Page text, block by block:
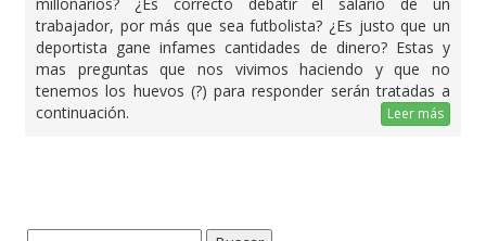
trabajador, por más que sea futbolista? ¿Es justo que un
deportista gane infames cantidades de dinero? Estas y
mas preguntas que nos vivimos haciendo y que no
tenemos los huevos (?) para responder serán tratadas a
continuación.
Leer más